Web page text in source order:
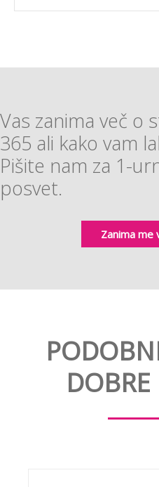
Vas zanima več o
365 ali kako vam
Pišite nam za 1-
posvet.
Zanima me
DOBRE